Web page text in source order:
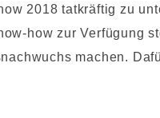
2018 tatkräftig zu
how zur Verfügung
machen.